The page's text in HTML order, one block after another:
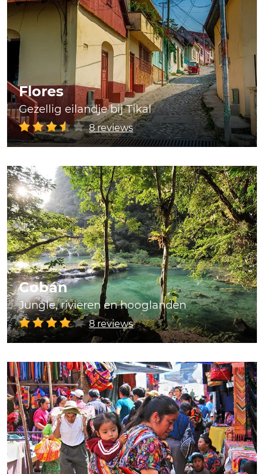
Flores
Gezellig eilandje bij Tikal
8 reviews
Cobán
Jungle, rivieren en hooglanden
8 reviews